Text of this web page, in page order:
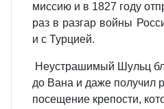
миссию и в 1827 году
раз в разгар войны
и с Турцией.
Неустрашимый Шульц
до Вана и даже получил
посещение крепости,